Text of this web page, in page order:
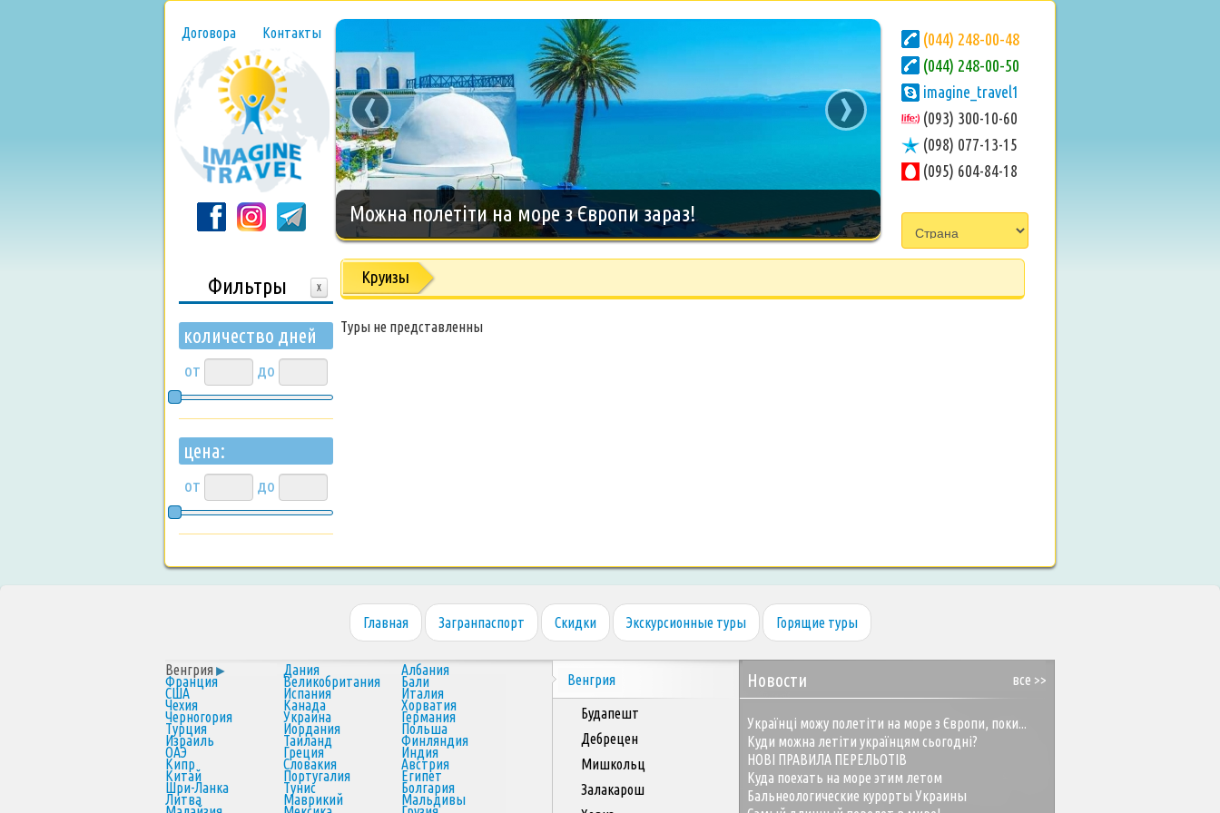
Договора Контакты
Можна полетіти на море з Європи зараз!
‹ ›
(044) 248-00-48
(044) 248-00-50
imagine_travel1
(093) 300-10-60
(098) 077-13-15
(095) 604-84-18
Фильтры X
количество дней
от до
цена:
от до
Круизы
Туры не представленны
Главная Загранпаспорт Скидки Экскурсионные туры Горящие туры
Венгрия Дания Албания
Франция Великобритания Бали
США Испания Италия
Чехия Канада Хорватия
Черногория Украина Германия
Турция Иордания Польша
Израиль Таиланд Финляндия
ОАЭ Греция Индия
Кипр Словакия Австрия
Китай Португалия Египет
Шри-Ланка Тунис Болгария
Литва Маврикий Мальдивы
Венгрия
Будапешт
Дебрецен
Мишкольц
Залакарош
все >>
Новости
Українці можу полетіти на море з Європи, поки...
Куди можна летіти українцям сьогодні?
НОВІ ПРАВИЛА ПЕРЕЛЬОТІВ
Куда поехать на море этим летом
Бальнеологические курорты Украины